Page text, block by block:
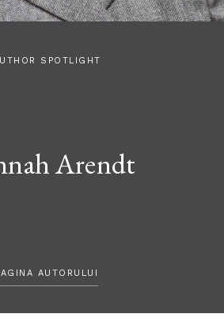
SPOTLIGHT
Arendt
AUTORULUI